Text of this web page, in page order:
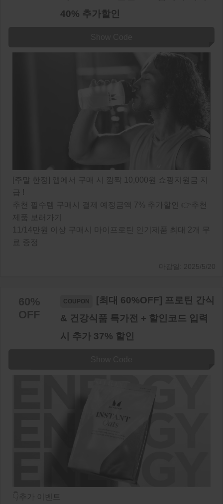
40% 추가할인
[주말 한정] 앱에서 구매 시 깜짝 10,000원 쇼핑지원금 지
급 !
추천 필수템 구매시 결제 예정금액 7% 추가할인 👉추천
제품 보러가기
11/14만원 이상 구매시 마이프로틴 인기제품 최대 2개 무
료 증정
60%
OFF
[최대 60%OFF] 프로틴 간식
& 건강식품 특가전 + 할인코드 입력
시 추가 37% 할인
👇추가 이벤트